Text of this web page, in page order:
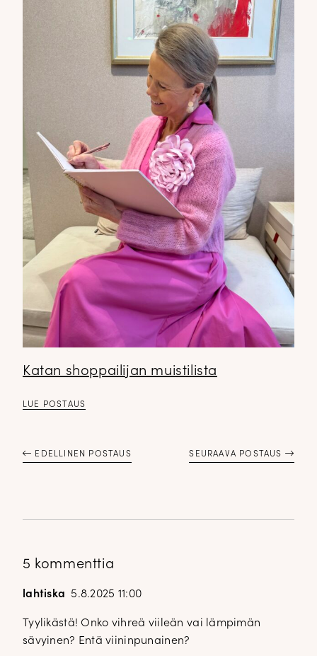
Katan shoppailijan muistilista
LUE POSTAUS
EDELLINEN POSTAUS SEURAAVA POSTAUS
5 kommenttia
lahtiska 5.8.2025 11:00
Tyylikästä! Onko vihreä viileän vai lämpimän
sävyinen? Entä viininpunainen?